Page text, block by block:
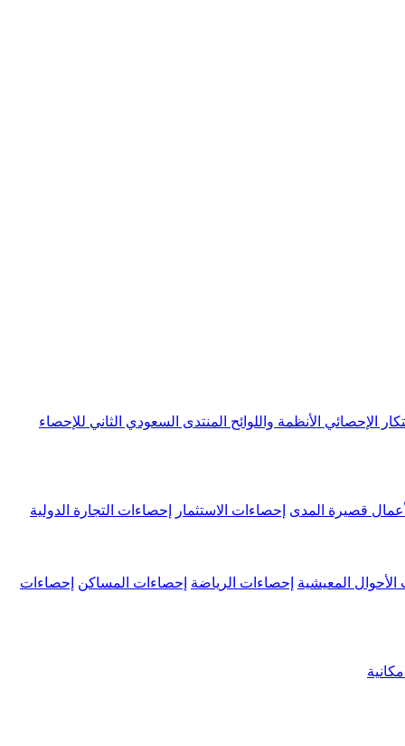
الإحصائي الأنظمة واللوائح المنتدى السعودي الثاني للإحصاء
قصيرة المدى إحصاءات الاستثمار إحصاءات التجارة الدولية
الأحوال المعيشية إحصاءات الرياضة إحصاءات المساكن إحصاءات